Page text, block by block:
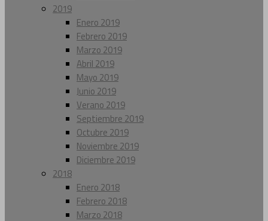
2019
Enero 2019
Febrero 2019
Marzo 2019
Abril 2019
Mayo 2019
Junio 2019
Verano 2019
Septiembre 2019
Octubre 2019
Noviembre 2019
Diciembre 2019
2018
Enero 2018
Febrero 2018
Marzo 2018